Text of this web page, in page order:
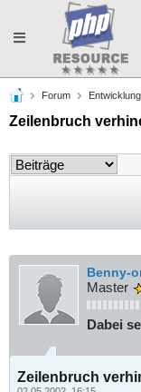
Toggle
navigation
Forum Entwicklung
Zeilenbruch
Benny-
Master
Dabei
Zeilenbruch